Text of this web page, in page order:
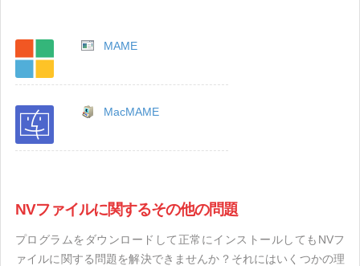
MAME
MacMAME
NVファイルに関するその他の問題
プログラムをダウンロードして正常にインストールしてもNVフ
ァイルに関する問題を解決できませんか？それにはいくつかの理